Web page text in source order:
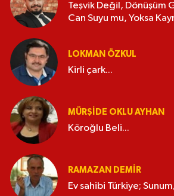
Teşvik Değil, Dönüşüm
Can Suyu mu, Yoksa
LOKMAN ÖZKUL
Kirli çark...
MÜRŞIDE OKLU AYHAN
Köroğlu Beli...
RAMAZAN DEMİR
Ev sahibi Türkiye;